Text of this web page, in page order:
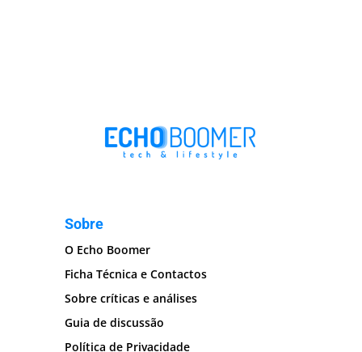
Sobre
O Echo Boomer
Ficha Técnica e Contactos
Sobre críticas e análises
Guia de discussão
Política de Privacidade